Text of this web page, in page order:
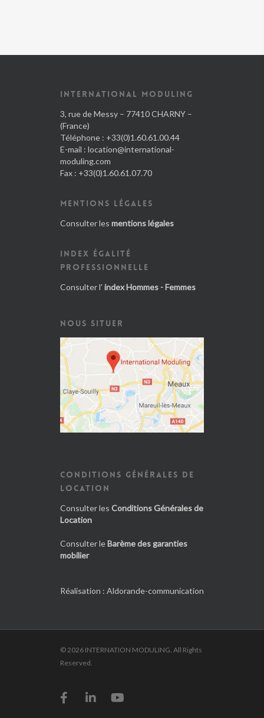
INTERNATIONAL MODULING
3, rue de Messy – 77410 CHARNY –
(France)
Téléphone : +33(0)1.60.61.00.44
E-mail : location@international-
moduling.com
Fax : +33(0)1.60.61.07.70
MENTIONS LÉGALES
Consulter les mentions légales
INDEX ÉGALITÉ
PROFESSIONNELLE
Consulter l' index Hommes - Femmes
NOUS SITUER
CONDITIONS GÉNÉRALES DE
LOCATION
Consulter les Conditions Générales de
Location
Consulter leBarème des garanties
mobilier
Réalisation : Aldorande-communication
© 2026 INTERNATION MODULING. All Rights
Reserved.